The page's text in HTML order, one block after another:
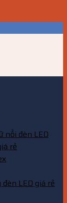
nổi đèn LED
rẻ
LED giá rẻ